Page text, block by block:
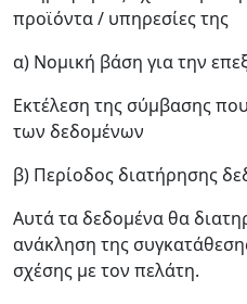
προϊόντα / υπηρεσίες της
α) Νομική βάση για την
Εκτέλεση της σύμβασης
των δεδομένων
β) Περίοδος διατήρησης
Αυτά τα δεδομένα θα
ανάκληση της
σχέσης με τον πελάτη.